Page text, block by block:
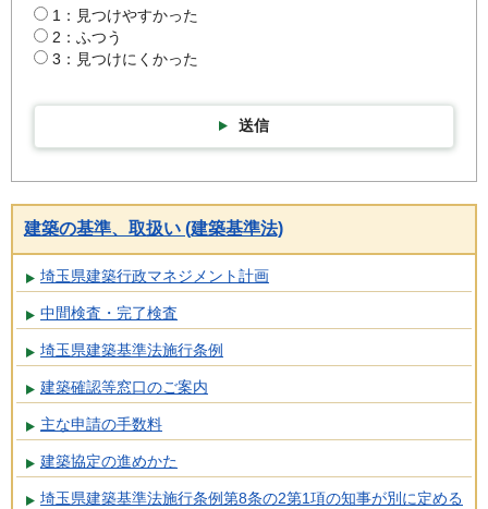
1：見つけやすかった
2：ふつう
3：見つけにくかった
送信
建築の基準、取扱い (建築基準法)
埼玉県建築行政マネジメント計画
中間検査・完了検査
埼玉県建築基準法施行条例
建築確認等窓口のご案内
主な申請の手数料
建築協定の進めかた
埼玉県建築基準法施行条例第8条の2第1項の知事が別に定める